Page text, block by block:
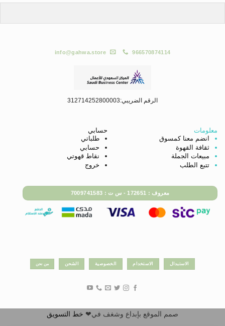
966570874114
info@gahwa.store
الرقم الضريبي:312714252800003
معلومات
انضم معنا كمسوق
ثقافة القهوة
مبيعات الجملة
تتبع الطلب
حسابي
طلباتي
حسابي
نقاط قهوتي
خروج
معروف : 172651 - س ت : 7009741583
الاستبدال الاستخدام الخصوصية الشحن من نحن
صمم الموقع بإبداع وشغف في❤ خط التسويق